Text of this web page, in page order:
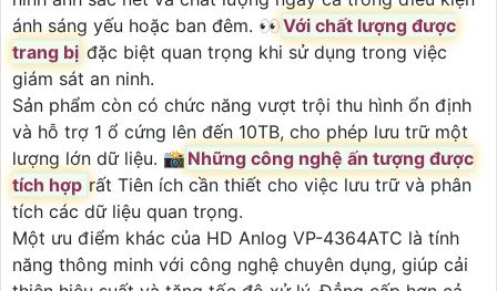
HD Anlog link_0-16 là một sản phẩm đầu ghi 4 kênh
đáng 📸nhấn mạnh
với độ phân giải cao 4.0 MP.
Điểm nổi bật của sản phẩm này là tính năng tiết kiệm
công trình thông dụng, phù hợp cho các công trình yêu
cầu chất lượng cao hoặc đòi hỏi tích hợp nhiều công
nghệ như AHD, CVI, TVI, BCS.
Đầu ghi này hoạt động bền bỉ và ổn định, ®️
Tin hơn
hình ảnh sắc nét và chất lượng ngay cả trong điều kiện
ánh sáng yếu hoặc ban đêm. ️👀 Với chất lượng được